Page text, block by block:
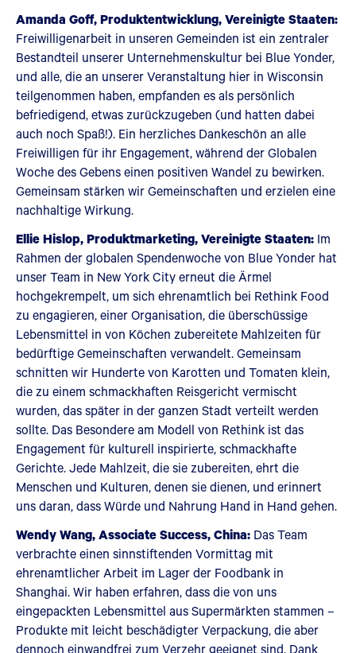
Amanda Goff, Produktentwicklung, Vereinigte Staaten:
Freiwilligenarbeit in unseren Gemeinden ist ein zentraler
Bestandteil unserer Unternehmenskultur bei Blue Yonder,
und alle, die an unserer Veranstaltung hier in Wisconsin
teilgenommen haben, empfanden es als persönlich
befriedigend, etwas zurückzugeben (und hatten dabei
auch noch Spaß!). Ein herzliches Dankeschön an alle
Freiwilligen für ihr Engagement, während der Globalen
Woche des Gebens einen positiven Wandel zu bewirken.
Gemeinsam stärken wir Gemeinschaften und erzielen eine
nachhaltige Wirkung.
Ellie Hislop, Produktmarketing, Vereinigte Staaten: Im
Rahmen der globalen Spendenwoche von Blue Yonder hat
unser Team in New York City erneut die Ärmel
hochgekrempelt, um sich ehrenamtlich bei Rethink Food
zu engagieren, einer Organisation, die überschüssige
Lebensmittel in von Köchen zubereitete Mahlzeiten für
bedürftige Gemeinschaften verwandelt. Gemeinsam
schnitten wir Hunderte von Karotten und Tomaten klein,
die zu einem schmackhaften Reisgericht vermischt
wurden, das später in der ganzen Stadt verteilt werden
sollte. Das Besondere am Modell von Rethink ist das
Engagement für kulturell inspirierte, schmackhafte
Gerichte. Jede Mahlzeit, die sie zubereiten, ehrt die
Menschen und Kulturen, denen sie dienen, und erinnert
uns daran, dass Würde und Nahrung Hand in Hand gehen.
Wendy Wang, Associate Success, China: Das Team
verbrachte einen sinnstiftenden Vormittag mit
ehrenamtlicher Arbeit im Lager der Foodbank in
Shanghai. Wir haben erfahren, dass die von uns
eingepackten Lebensmittel aus Supermärkten stammen –
Produkte mit leicht beschädigter Verpackung, die aber
dennoch einwandfrei zum Verzehr geeignet sind. Dank